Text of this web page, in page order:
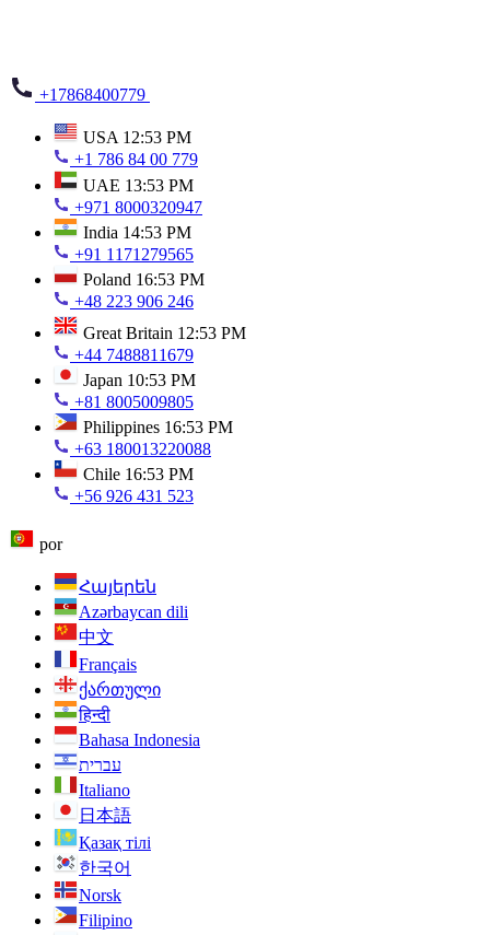
+17868400779
USA 12:53 PM
+1 786 84 00 779
UAE 13:53 PM
+971 8000320947
India 14:53 PM
+91 1171279565
Poland 16:53 PM
+48 223 906 246
Great Britain 12:53 PM
+44 7488811679
Japan 10:53 PM
+81 8005009805
Philippines 16:53 PM
+63 180013220088
Chile 16:53 PM
+56 926 431 523
por
Հայերեն
Azərbaycan dili
中文
Français
ქართული
हिन्दी
Bahasa Indonesia
עברית
Italiano
日本語
Қазақ тілі
한국어
Norsk
Filipino